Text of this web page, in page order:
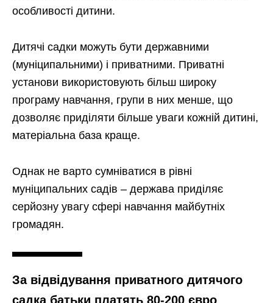
особливості дитини.
Дитячі садки можуть бути державними
(муніципальними) і приватними. Приватні
установи використовують більш широку
програму навчання, групи в них менше, що
дозволяє приділяти більше уваги кожній дитині,
матеріальна база краще.
Однак не варто сумніватися в рівні
муніципальних садів – держава приділяє
серйозну увагу сфері навчання майбутніх
громадян.
За відвідування приватного дитячого
садка батьки платять 80-200 євро